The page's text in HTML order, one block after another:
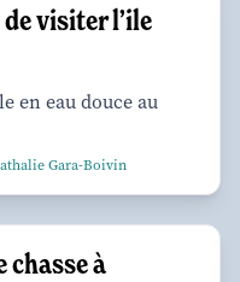
visiter l’ile
en eau douce au
Gara-Boivin
chasse à